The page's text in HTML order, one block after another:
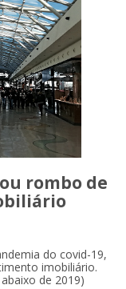
rombo de
do covid-19,
imobiliário.
de 2019)